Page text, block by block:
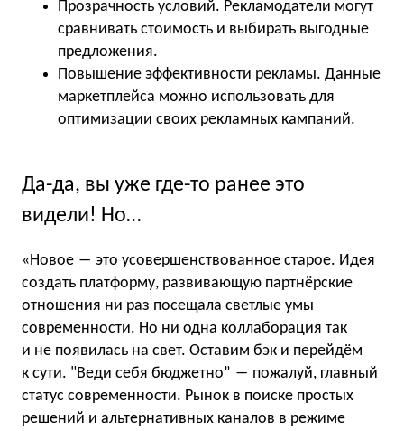
Прозрачность условий. Рекламодатели могут
сравнивать стоимость и выбирать выгодные
предложения.
Повышение эффективности рекламы. Данные
маркетплейса можно использовать для
оптимизации своих рекламных кампаний.
Да-да, вы уже где-то ранее это
видели! Но…
«Новое ― это усовершенствованное старое. Идея
создать платформу, развивающую партнёрские
отношения ни раз посещала светлые умы
современности. Но ни одна коллаборация так
и не появилась на свет. Оставим бэк и перейдём
к сути. "Веди себя бюджетно” ― пожалуй, главный
статус современности. Рынок в поиске простых
решений и альтернативных каналов в режиме